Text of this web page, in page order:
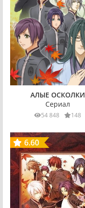
АЛЫЕ ОСКОЛКИ
Сериал
54 848 148
6.60